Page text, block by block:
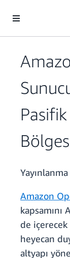
Amazon
kapsamını
de
heyecan
altyapı